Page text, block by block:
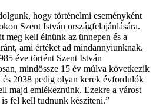
hogy történelmi eseményként
Szent István országfelajánlására.
meg kell élnünk az ünnepen és a
ami értéket ad mindannyiunknak.
éve történt Szent István
mindössze 15 év múlva következik
2038 pedig olyan kerek évfordulók
majd emlékeznünk. Ezekre a várost
is fel kell tudnunk készíteni.”